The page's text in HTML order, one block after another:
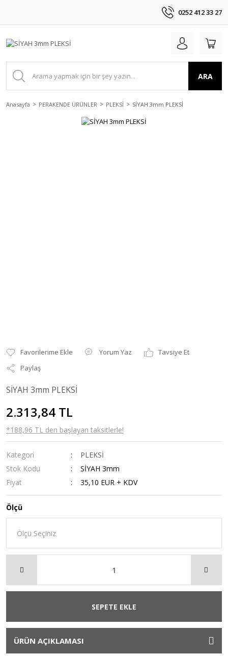
0252 412 33 27
ARA
Anasayfa PERAKENDE ÜRÜNLER PLEKSİ SİYAH 3mm PLEKSİ
Yorum Yaz
Tavsiye Et
Paylaş
SİYAH 3mm PLEKSİ
2.313,84 TL
*188,96 TL den başlayan taksitlerle!
Kategori
PLEKSİ
Stok Kodu
SİYAH 3mm
Fiyat
35,10 EUR + KDV
Ölçü
SEPETE EKLE
ÜRÜN AÇIKLAMASI